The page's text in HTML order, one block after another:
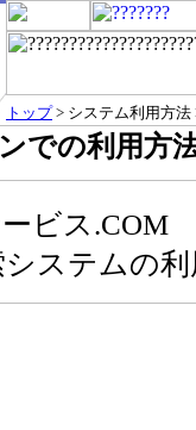
トップ> システム利用方法
ービス.COM
ステムの